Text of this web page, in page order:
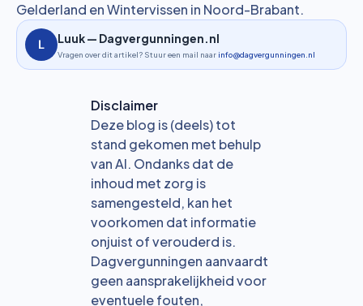
Gelderland enWintervissen in Noord-Brabant.
Luuk — Dagvergunningen.nl
Vragen over dit artikel? Stuur een mail naar info@dagvergunningen.nl
Disclaimer
Deze blog is (deels) tot
stand gekomen met behulp
van AI. Ondanks dat de
inhoud met zorg is
samengesteld, kan het
voorkomen dat informatie
onjuist of verouderd is.
Dagvergunningen aanvaardt
geen aansprakelijkheid voor
eventuele fouten,